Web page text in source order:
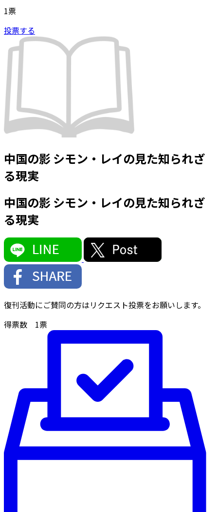
1票
投票する
中国の影 シモン・レイの見た知られざ
る現実
中国の影 シモン・レイの見た知られざ
る現実
復刊活動にご賛同の方はリクエスト投票をお願いします。
得票数 1票